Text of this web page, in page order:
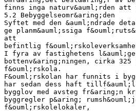
finns inga naturv&auml;rden
5.2 Bebyggelseomr&aring;den
Syftet med den &auml;ndrade
ge planm&auml;ssiga
att
befintlig
I fyra av fastighetens
bottenv&aring;ningen, cirka 325
f&ouml;rskola.
F&ouml;rskolan har funnits i
har sedan dess haft
bygglov med avsteg fr&aring;n
byggregler p&aring;
f&ouml;rskolelokaler,